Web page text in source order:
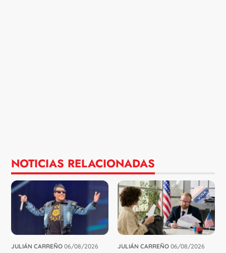
NOTICIAS RELACIONADAS
JULIÁN CARREÑO 06/08/2026 JULIÁN CARREÑO 06/08/2026